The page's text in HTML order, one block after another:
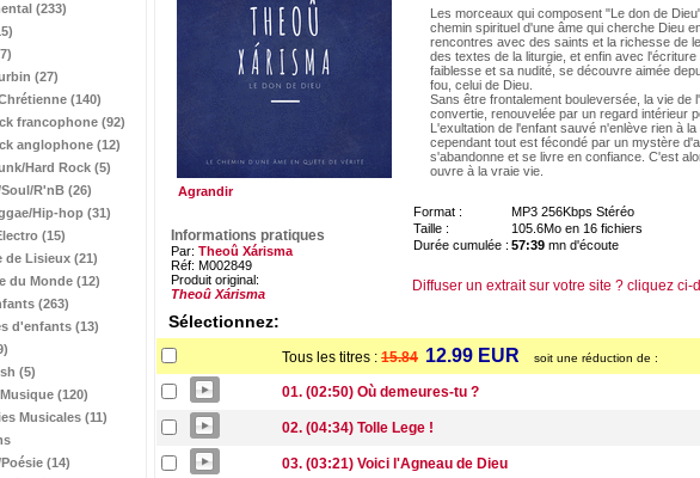
(233)
(27)
(140)
francophone (92)
anglophone (12)
Hard Rock (5)
R'nB (26)
Hip-hop (31)
(15)
de Lisieux (21)
du Monde (12)
(263)
d'enfants (13)
(5)
(120)
Musicales (11)
(14)
Agrandir
Informations pratiques
Par: Theoû Xárisma
Réf: M002849
Produit original:
Theoû Xárisma
Les morceaux qui composent "Le don de
chemin spirituel d'une âme qui cherche Dieu
rencontres avec des saints et la richesse de
des textes de la liturgie, et enfin avec
faiblesse et sa nudité, se découvre aimée
fou, celui de Dieu.
Sans être frontalement bouleversée, la vie de
convertie, renouvelée par un regard intérieur
L'exultation de l'enfant sauvé n'enlève rien à
cependant tout est fécondé par un mystère
s'abandonne et se livre en confiance. C'est
ouvre à la vraie vie.
Format :
MP3 256Kbps Stéréo
Taille :
105.6Mo en 16 fichiers
Durée cumulée : 57:39 mn d'écoute
Diffuser un extrait sur votre site ? cliquez ci-
Sélectionnez:
Tous les titres : 15.84 12.99 EUR soit une réduction de :
01. (02:50) Où demeures-tu ?
02. (04:34) Tolle Lege !
03. (03:21) Voici l'Agneau de Dieu